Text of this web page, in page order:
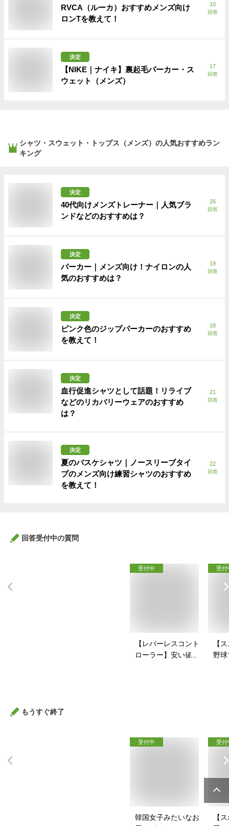
RVCA（ルーカ）おすすめメンズ向け
ロンTを教えて！
10
回答
決定
【NIKE｜ナイキ】裏起毛パーカー・ス
ウェット（メンズ）
17
回答
シャツ・スウェット・トップス（メンズ） の人気おすすめラン
キング
決定
40代向けメンズトレーナー｜人気ブラ
ンドなどのおすすめは？
26
回答
決定
パーカー｜メンズ向け！ナイロンの人
気のおすすめは？
19
回答
決定
ピンク色のジップパーカーのおすすめ
を教えて！
18
回答
決定
血行促進シャツとして話題！リライブ
などのリカバリーウェアのおすすめ
は？
21
回答
決定
夏のバスケシャツ｜ノースリーブタイ
プのメンズ向け練習シャツのおすすめ
を教えて！
22
回答
回答受付中の質問
受付中
【レバーレスコント
ローラー】安い値段
受付
【
野
もうすぐ終了
受付中
韓国女子みたいなお
受付
【